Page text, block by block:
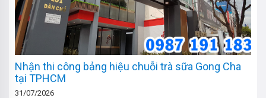
Nhận thi công bảng hiệu chuỗi trà sữa Gong Cha
tại TPHCM
31/07/2026